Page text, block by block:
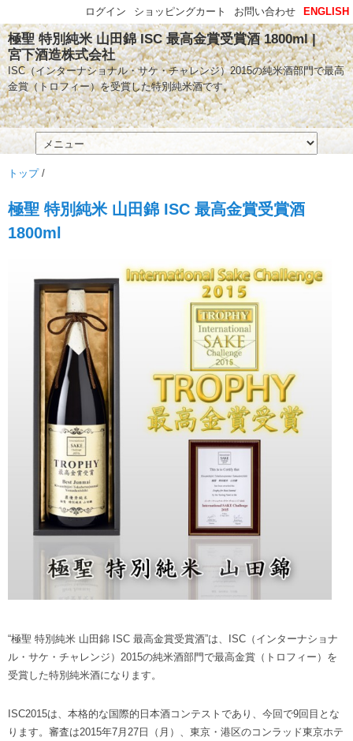
極聖 特別純米 山田錦 ISC 最高金賞受賞酒 1800ml |
宮下酒造株式会社
ISC（インターナショナル・サケ・チャレンジ）2015の純米酒部門で最高
金賞（トロフィー）を受賞した特別純米酒です。
トップ/
極聖 特別純米 山田錦 ISC 最高金賞受賞酒
1800ml
“極聖 特別純米 山田錦 ISC 最高金賞受賞酒”は、ISC（インターナショナ
ル・サケ・チャレンジ）2015の純米酒部門で最高金賞（トロフィー）を
受賞した特別純米酒になります。
ISC2015は、本格的な国際的日本酒コンテストであり、今回で9回目とな
ります。審査は2015年7月27日（月）、東京・港区のコンラッド東京ホテ
ENGLISH
お問い合わせ
ショッピングカート
ログイン